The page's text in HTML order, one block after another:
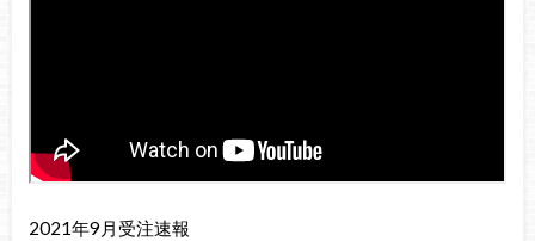
2021年9月受注速報